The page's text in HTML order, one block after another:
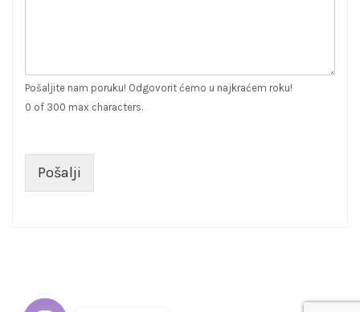
Pošaljite nam poruku! Odgovorit ćemo u najkraćem roku!
0 of 300 max characters.
Pošalji